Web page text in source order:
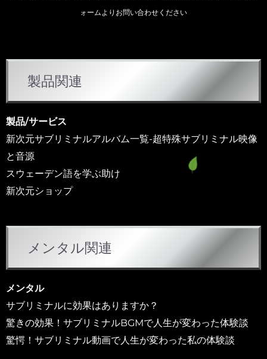
ォームよりお問い合わせください
製品関連
製品/サービス
新次元サブリミナルアルバム一覧-超特殊サブリミナル映像
と音源
スウェーデン語を学ぶ助け
新次元ショップ
メンタル関連
メンタル
サブリミナルに効果はありますか？
驚きの効果！サブリミナルBGMで人生が変わった体験談
驚愕！サブリミナル動画で人生が変わった私の体験談
ゴ
リ
ー